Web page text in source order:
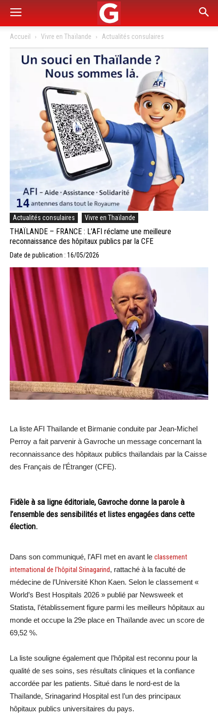
Accueil Vivre en Thaïlande Actualités consulaires
Actualités consulaires Vivre en Thaïlande
THAÏLANDE – FRANCE : L’AFI réclame une meilleure
reconnaissance des hôpitaux publics par la CFE
Date de publication : 16/05/2026
La liste AFI Thaïlande et Birmanie conduite par Jean-Michel
Perroy a fait parvenir à Gavroche un message concernant la
reconnaissance des hôpitaux publics thaïlandais par la Caisse
des Français de l’Étranger (CFE).
Fidèle à sa ligne éditoriale, Gavroche donne la parole à
l’ensemble des sensibilités et listes engagées dans cette
élection.
Dans son communiqué, l’AFI met en avant le classement
international de l’hôpital Srinagarind, rattaché à la faculté de
médecine de l’Université Khon Kaen. Selon le classement «
World’s Best Hospitals 2026 » publié par Newsweek et
Statista, l’établissement figure parmi les meilleurs hôpitaux au
monde et occupe la 29e place en Thaïlande avec un score de
69,52 %.
La liste souligne également que l’hôpital est reconnu pour la
qualité de ses soins, ses résultats cliniques et la confiance
accordée par les patients. Situé dans le nord-est de la
Thaïlande, Srinagarind Hospital est l’un des principaux
hôpitaux publics universitaires du pays.